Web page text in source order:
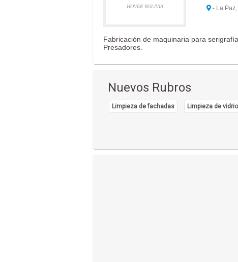
HOVER BOLIVIA - La Paz,
Fabricación de maquinaria para
Presadores.
Nuevos Rubros
Limpieza de fachadas Limpieza de